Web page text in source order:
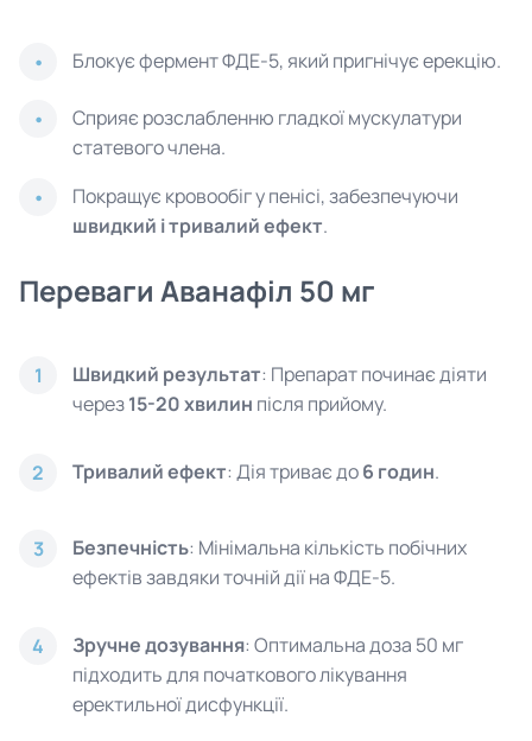
Блокує фермент ФДЕ-5, який пригнічує ерекцію.
Сприяє розслабленню гладкої мускулатури
статевого члена.
Покращує кровообіг у пенісі, забезпечуючи
швидкий і тривалий ефект.
Переваги Аванафіл 50 мг
1 Швидкий результат: Препарат починає діяти
через15-20 хвилин після прийому.
2 Тривалий ефект: Дія триває до6 годин.
3 Безпечність: Мінімальна кількість побічних
ефектів завдяки точній дії на ФДЕ-5.
4 Зручне дозування: Оптимальна доза 50 мг
підходить для початкового лікування
еректильної дисфункції.